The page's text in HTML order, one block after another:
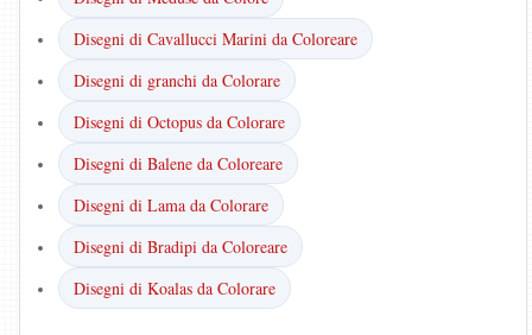
Disegni di Cavallucci Marini da Coloreare
Disegni di granchi da Colorare
Disegni di Octopus da Colorare
Disegni di Balene da Coloreare
Disegni di Lama da Colorare
Disegni di Bradipi da Coloreare
Disegni di Koalas da Colorare